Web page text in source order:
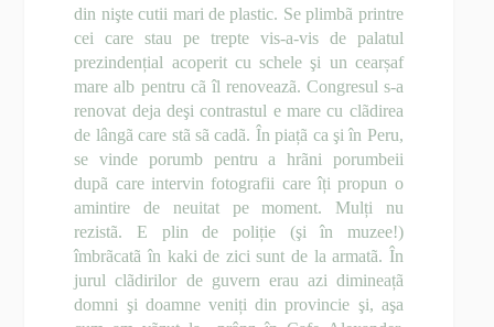
din nişte cutii mari de plastic. Se plimbã printre
cei care stau pe trepte vis-a-vis de palatul
prezindențial acoperit cu schele şi un cearșaf
mare alb pentru cã îl renoveazã. Congresul s-a
renovat deja deşi contrastul e mare cu clãdirea
de lângã care stã sã cadã. În piațã ca şi în Peru,
se vinde porumb pentru a hrãni porumbeii
dupã care intervin fotografii care îți propun o
amintire de neuitat pe moment. Mulți nu
rezistã. E plin de poliție (şi în muzee!)
îmbrãcatã în kaki de zici sunt de la armatã. În
jurul clãdirilor de guvern erau azi dimineațã
domni şi doamne veniți din provincie şi, aşa